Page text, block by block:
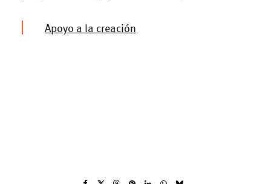
Apoyo a la creación